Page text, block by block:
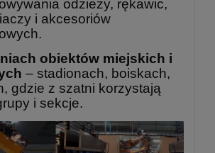
odzieży, rękawic,
i akcesoriów
obiektów miejskich i
– stadionach, boiskach,
gdzie z szatni korzystają
i sekcje.